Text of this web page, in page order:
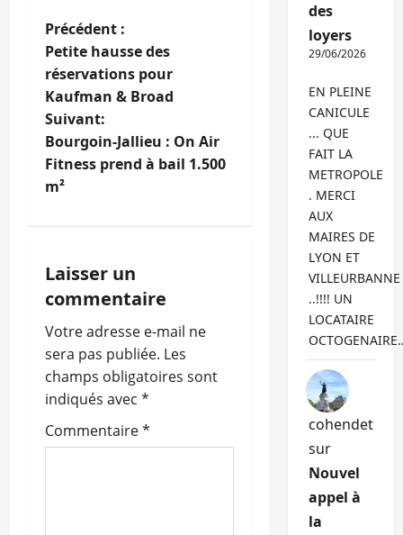
N
a
v
i
g
t
i
o
n
d
’
Précédent :
Petite hausse des
réservations pour
Kaufman & Broad
Suivant:
Bourgoin-Jallieu : On Air
Fitness prend à bail 1.500
m²
Laisser un
commentaire
Votre adresse e-mail ne
sera pas publiée. Les
champs obligatoires sont
indiqués avec *
Commentaire*
des
loyers
29/06/2026
EN PLEINE
CANICULE
... QUE
FAIT LA
METROPOLE
. MERCI
AUX
MAIRES DE
LYON ET
VILLEURBANNE
..!!!! UN
LOCATAIRE
cohendet
sur
Nouvel
appel à
la